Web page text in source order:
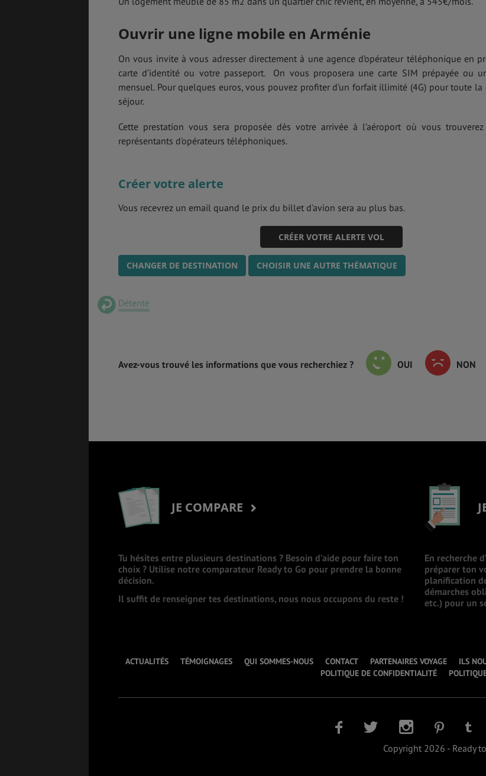
Ouvrir une ligne mobile en Arménie
On vous invite à vous adresser directement à une agence d’opérateur téléphonique en
carte d’identité ou votre passeport. On vous proposera une carte SIM prépayée ou
mensuel. Pour quelques euros, vous pouvez profiter d’un forfait illimité (4G) pour toute la
séjour.
Cette prestation vous sera proposée dès votre arrivée à l’aéroport où vous
représentants d'opérateurs téléphoniques.
Créer votre alerte
Vous recevrez un email quand le prix du billet d'avion sera au plus bas.
CRÉER VOTRE ALERTE VOL
CHANGER DE DESTINATION CHOISIR UNE AUTRE THÉMATIQUE
Détente
Avez-vous trouvé les informations que vous recherchiez ? OUI NON
JE COMPARE
Tu hésites entre plusieurs destinations ? Besoin d’aide pour faire ton
choix ? Utilise notre comparateur Ready to Go pour prendre la bonne
décision.
Il suffit de renseigner tes destinations, nous nous occupons du reste !
En recherche
préparer ton
planification
démarches
etc.) pour un
ACTUALITÉS TÉMOIGNAGES QUI SOMMES-NOUS CONTACT PARTENAIRES VOYAGE ILS
POLITIQUE DE CONFIDENTIALITÉ
Copyright 2026 - Ready